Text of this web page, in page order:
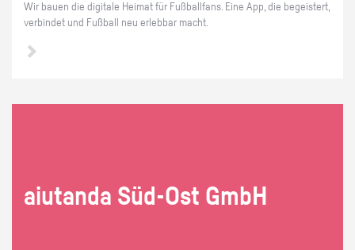
Wir bauen die di­gi­ta­le Hei­mat für Fuß­ball­fans. Eine App, die be­geis­tert,
ver­bin­det und Fuß­ball neu er­leb­bar macht.
ai­utan­da Süd-Ost GmbH